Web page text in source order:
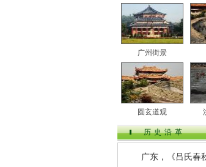
广州街景
圆玄道观
历史沿革
广东，《吕氏春秋